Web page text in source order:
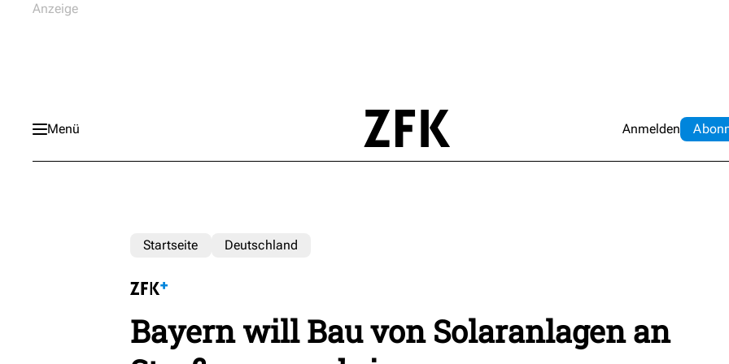
Menü Anmelden Abo
Startseite Deutschland
Bayern will Bau von Solaranlagen an